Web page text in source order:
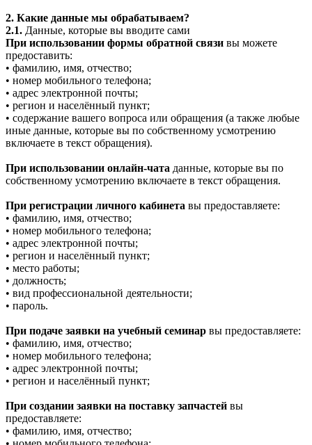
2. Какие данные мы обрабатываем?
2.1. Данные, которые вы вводите сами
При использовании формы обратной связи вы можете
предоставить:
• фамилию, имя, отчество;
• номер мобильного телефона;
• адрес электронной почты;
• регион и населённый пункт;
• содержание вашего вопроса или обращения (а также любые
иные данные, которые вы по собственному усмотрению
включаете в текст обращения).
При использовании онлайн-чата данные, которые вы по
собственному усмотрению включаете в текст обращения.
При регистрации личного кабинета вы предоставляете:
• фамилию, имя, отчество;
• номер мобильного телефона;
• адрес электронной почты;
• регион и населённый пункт;
• место работы;
• должность;
• вид профессиональной деятельности;
• пароль.
При подаче заявки на учебный семинар вы предоставляете:
• фамилию, имя, отчество;
• номер мобильного телефона;
• адрес электронной почты;
• регион и населённый пункт;
При создании заявки на поставку запчастей вы
предоставляете:
• фамилию, имя, отчество;